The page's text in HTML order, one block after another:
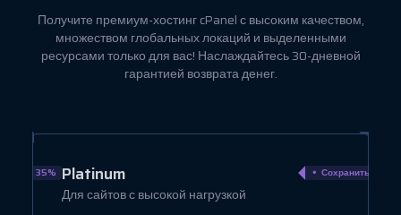
Получите премиум-хостинг cPanel с высоким качеством,
множеством глобальных локаций и выделенными
ресурсами только для вас! Наслаждайтесь 30-дневной
гарантией возврата денег.
40% Business
Для бизнеса
Сохранить 22%